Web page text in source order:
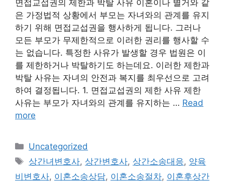
면접교섭권의 제한과 박탈 사유 이혼이나 별거와 같
은 가정법적 상황에서 부모는 자녀와의 관계를 유지
하기 위해 면접교섭권을 행사하게 됩니다. 그러나
모든 부모가 무제한적으로 이러한 권리를 행사할 수
는 없습니다. 특정한 사유가 발생할 경우 법원은 이
를 제한하거나 박탈하기도 하는데요. 이러한 제한과
박탈 사유는 자녀의 안전과 복지를 최우선으로 고려
하여 결정됩니다. 1. 면접교섭권의 제한 사유 제한
사유는 부모가 자녀와의 관계를 유지하는 … Read
more
Categories
Uncategorized
Tags
상간녀변호사, 상간변호사, 상간소송대응, 양육
비변호사, 이혼소송상담, 이혼소송절차, 이혼후상간